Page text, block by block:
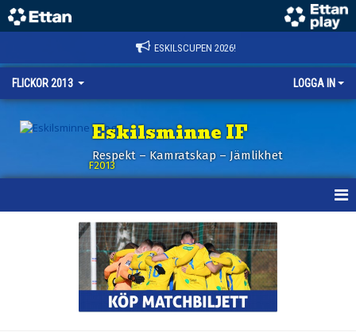
ESKILSCUPEN 2026!
FLICKOR 2013 LOGGA IN
Eskilsminne IF
Respekt – Kamratskap – Jämlikhet
F2013